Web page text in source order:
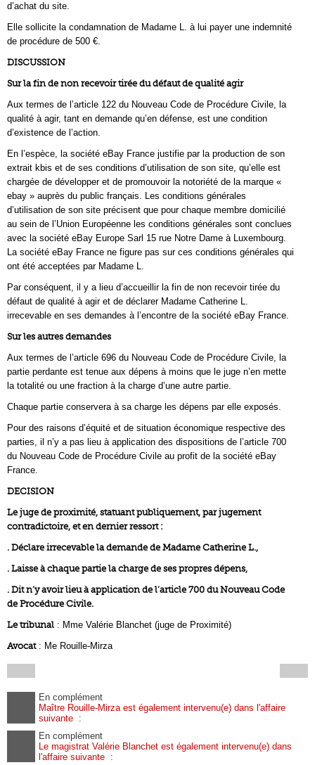
d’achat du site.
Elle sollicite la condamnation de Madame L. à lui payer une indemnité
de procédure de 500 €.
DISCUSSION
Sur la fin de non recevoir tirée du défaut de qualité agir
Aux termes de l’article 122 du Nouveau Code de Procédure Civile, la
qualité à agir, tant en demande qu’en défense, est une condition
d’existence de l’action.
En l’espèce, la société eBay France justifie par la production de son
extrait kbis et de ses conditions d’utilisation de son site, qu’elle est
chargée de développer et de promouvoir la notoriété de la marque «
ebay » auprès du public français. Les conditions générales
d’utilisation de son site précisent que pour chaque membre domicilié
au sein de l’Union Européenne les conditions générales sont conclues
avec la société eBay Europe Sarl 15 rue Notre Dame à Luxembourg.
La société eBay France ne figure pas sur ces conditions générales qui
ont été acceptées par Madame L.
Par conséquent, il y a lieu d’accueillir la fin de non recevoir tirée du
défaut de qualité à agir et de déclarer Madame Catherine L.
irrecevable en ses demandes à l’encontre de la société eBay France.
Sur les autres demandes
Aux termes de l’article 696 du Nouveau Code de Procédure Civile, la
partie perdante est tenue aux dépens à moins que le juge n’en mette
la totalité ou une fraction à la charge d’une autre partie.
Chaque partie conservera à sa charge les dépens par elle exposés.
Pour des raisons d’équité et de situation économique respective des
parties, il n’y a pas lieu à application des dispositions de l’article 700
du Nouveau Code de Procédure Civile au profit de la société eBay
France.
DECISION
Le juge de proximité, statuant publiquement, par jugement
contradictoire, et en dernier ressort :
. Déclare irrecevable la demande de Madame Catherine L.,
. Laisse à chaque partie la charge de ses propres dépens,
. Dit n’y avoir lieu à application de l’article 700 du Nouveau Code
de Procédure Civile.
Le tribunal : Mme Valérie Blanchet (juge de Proximité)
Avocat: Me Rouille-Mirza
En complément
Maître Rouille-Mirza est également intervenu(e) dans l'affaire
suivante :
En complément
Le magistrat Valérie Blanchet est également intervenu(e) dans
l'affaire suivante :